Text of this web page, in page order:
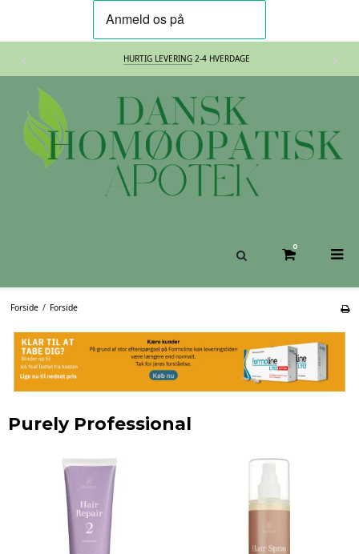
HURTIG LEVERING2-4 HVERDAGE
0
Forside / Forside
Purely Professional